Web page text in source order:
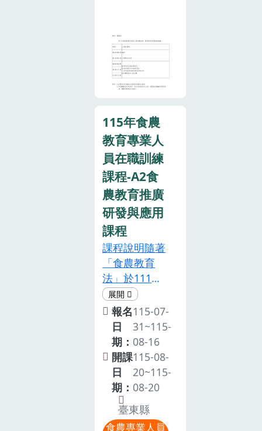
習內容，希望
提高食農教育
專業人員在不
同領域的專業
作的能力，藉
此建立食農教
育推動的專業
支持體系。
一、辦理單
位： • 指導單
位：農業部 •
主辦單位：農
業部臺東區農
業改良場二、
辦理日期：
115年8月20日
(星期四) 上午
9時至中午12
時三、辦理地
點：臺東區農
業改良場區域
教學中心1樓
會議室(地址：
臺東市中華路
一段675號)
115年食農
教育專業人
員在職訓練
課程-A2食
農教育推廣
研發與應用
課程
課程說明隨著
「食農教育
法」於111年
正式施行後，
農業部亦於
112年公告
「食農教育專
業人員資格及
培訓辦法」，
規定食農教育
專業人員須在
取得資格後5
報名
日
期：
115-07-
31~115-
08-16
開課
日
期：
115-08-
20~115-
08-20
臺東縣
食農專業人員